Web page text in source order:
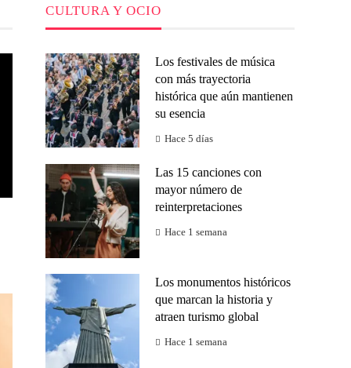
CULTURA Y OCIO
Los festivales de música
con más trayectoria
histórica que aún mantienen
su esencia
Hace 5 días
Las 15 canciones con
mayor número de
reinterpretaciones
Hace 1 semana
Los monumentos históricos
que marcan la historia y
atraen turismo global
Hace 1 semana